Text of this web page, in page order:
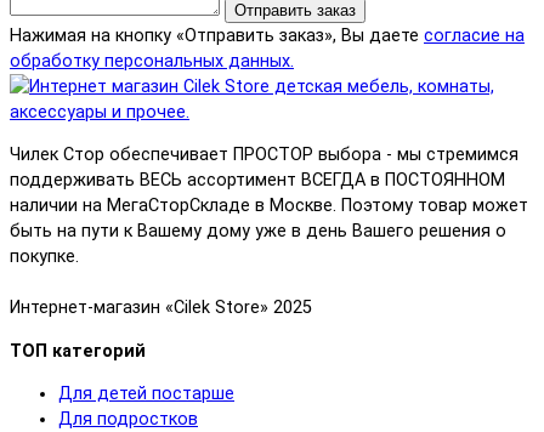
Отправить заказ
Нажимая на кнопку «Отправить заказ», Вы даете согласие на
обработку персональных данных.
Чилек Стор обеспечивает ПРОСТОР выбора - мы стремимся
поддерживать ВЕСЬ ассортимент ВСЕГДА в ПОСТОЯННОМ
наличии на МегаСторСкладе в Москве. Поэтому товар может
быть на пути к Вашему дому уже в день Вашего решения о
покупке.
Интернет-магазин «Cilek Store» 2025
ТОП категорий
Для детей постарше
Для подростков